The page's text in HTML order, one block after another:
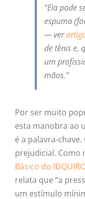
“Ela pode
espuma
— ver
de tênis e,
um
mãos.”
Por ser muito
esta manobra ao
é a palavra-
prejudicial. Como
Básico do
relata que “a
um estímulo